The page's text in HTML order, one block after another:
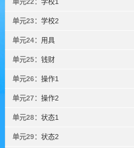
单元23： 学校2
单元24： 用具
单元25： 钱财
单元26： 操作1
单元27： 操作2
单元28： 状态1
单元29： 状态2